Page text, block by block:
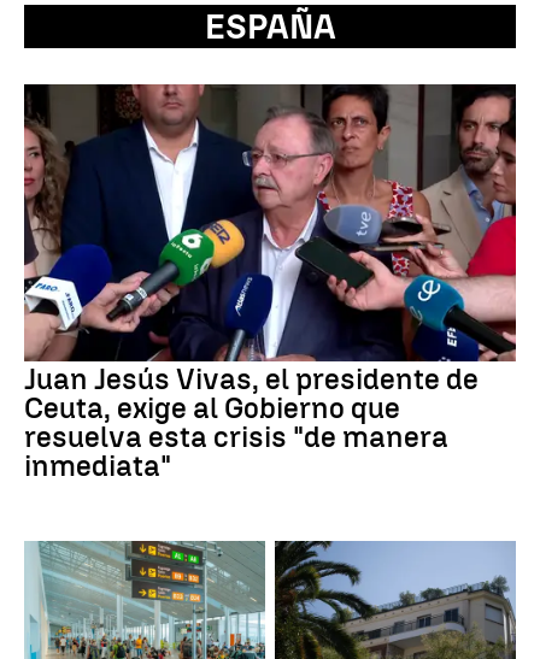
ESPAÑA
Juan Jesús Vivas, el presidente de
Ceuta, exige al Gobierno que
resuelva esta crisis "de manera
inmediata"